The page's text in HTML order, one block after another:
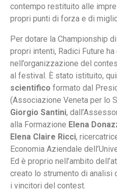
contempo restituito alle
propri punti di forza e di
Per dotare la Championship
propri intenti, Radici Future
nell’organizzazione del
al festival. È stato istituito,
scientifico formato dal
(Associazione Veneta per lo
Giorgio Santini,
alla Formazione Elena
Elena Claire Ricci,
Economia Aziendale
Ed è proprio nell’ambito
creato lo strumento di analisi
i vincitori del contest.